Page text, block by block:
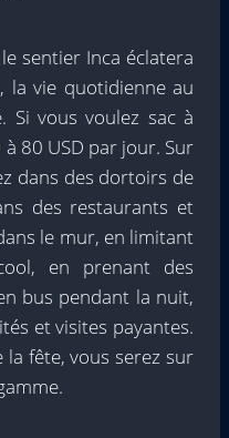
sentier Inca éclatera
la vie quotidienne au
Si vous voulez sac à
80 USD par jour. Sur
dans des dortoirs de
des restaurants et
le mur, en limitant
en prenant des
bus pendant la nuit,
et visites payantes.
la fête, vous serez sur